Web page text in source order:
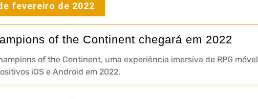
fevereiro de 2022
of the Continent chegará em 2022
of the Continent, uma experiência imersiva de RPG
iOS e Android em 2022.